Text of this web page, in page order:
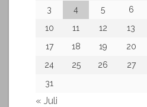
3
4 5 6
10
11 12 13
17
18 19 20
24
25 26 27
31
« Juli